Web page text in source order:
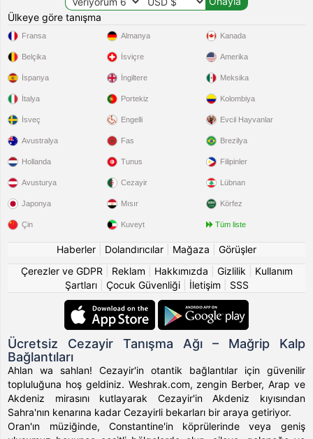
Ülkeye göre tanışma
Fransa
Belçika
İspanya
İtalya
İsveç
Almanya
İsviçre
İngiltere
Portekiz
Engelli
Kanada
Amerika
Meksika
Kolombiya
Evcil Hayvanlar
Avustralya
Hollanda
Avusturya
Japonya
Çin
Fas
Tunus
Cezayir
Mısır
Kuveyt
Brezilya
Filipinler
Lübnan
Körfez
Tüm liste
Haberler Dolandırıcılar Mağaza
Görüşler
Çerezler ve GDPR
Reklam Hakkımızda Gizlilik
Kullanım
Şartları| Çocuk Güvenliği| İletişim SSS
Ücretsiz Cezayir Tanışma Ağı – Mağrip Kalp
Bağlantıları
Ahlan wa sahlan! Cezayir'in otantik bağlantılar için güvenilir
topluluğuna hoş geldiniz. Weshrak.com, zengin Berber, Arap ve
Akdeniz mirasını kutlayarak Cezayir'in Akdeniz kıyısından
Sahra'nın kenarına kadar Cezayirli bekarları bir araya getiriyor.
Oran'ın müziğinde, Constantine'in köprülerinde veya geniş